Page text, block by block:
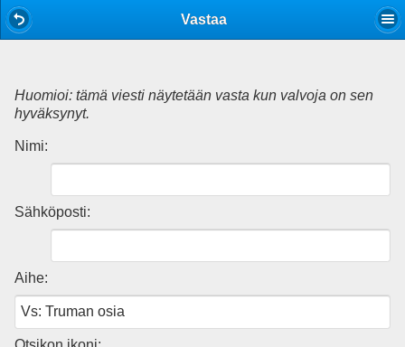
Vastaa
Huomioi: tämä viesti näytetään vasta kun valvoja on sen
hyväksynyt.
Nimi:
Sähköposti:
Aihe: